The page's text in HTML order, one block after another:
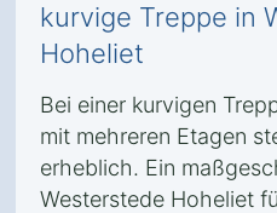
kurvige Treppe in
Hoheliet
Bei einer kurvigen
mit mehreren Etagen
erheblich. Ein
Westerstede Hoheliet